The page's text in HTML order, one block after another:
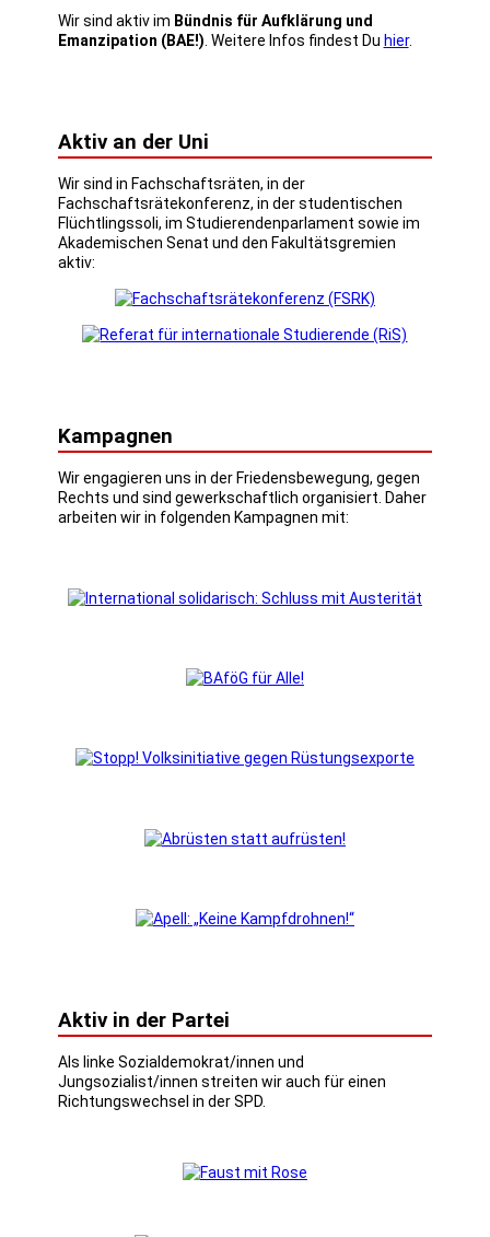
Wir sind aktiv im Bündnis für Aufklärung und
Emanzipation (BAE!) . Weitere Infos findest Du hier.
Aktiv an der Uni
Wir sind in Fachschaftsräten, in der
Fachschaftsrätekonferenz, in der studentischen
Flüchtlingssoli, im Studierendenparlament sowie im
Akademischen Senat und den Fakultätsgremien
aktiv:
Kampagnen
Wir engagieren uns in der Friedensbewegung, gegen
Rechts und sind gewerkschaftlich organisiert. Daher
arbeiten wir in folgenden Kampagnen mit:
Aktiv in der Partei
Als linke Sozialdemokrat/innen und
Jungsozialist/innen streiten wir auch für einen
Richtungswechsel in der SPD.